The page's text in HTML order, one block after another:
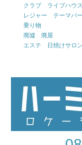
クラブ ライブハウス
レジャー テーマパ
乗り物
廃墟 廃屋
エステ 日焼けサロン